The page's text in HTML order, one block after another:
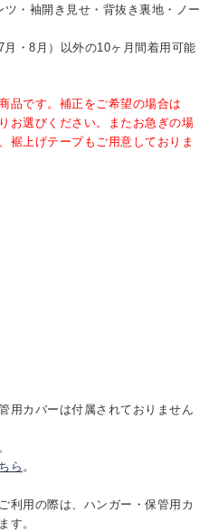
ツ・袖開き見せ・背抜き裏地・ノー
月・8月）以外の10ヶ月間着用可能
品です。補正をご希望の場合は
お選びください。またお急ぎの場
裾上げテープもご用意しておりま
用カバーは付属されておりません
。
ら 。
利用の際は、ハンガー・保管用カ
す。